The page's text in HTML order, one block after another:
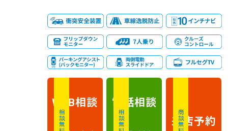
相談無料
WEB相談
相談無料
電話相談
商談無料
来店予約